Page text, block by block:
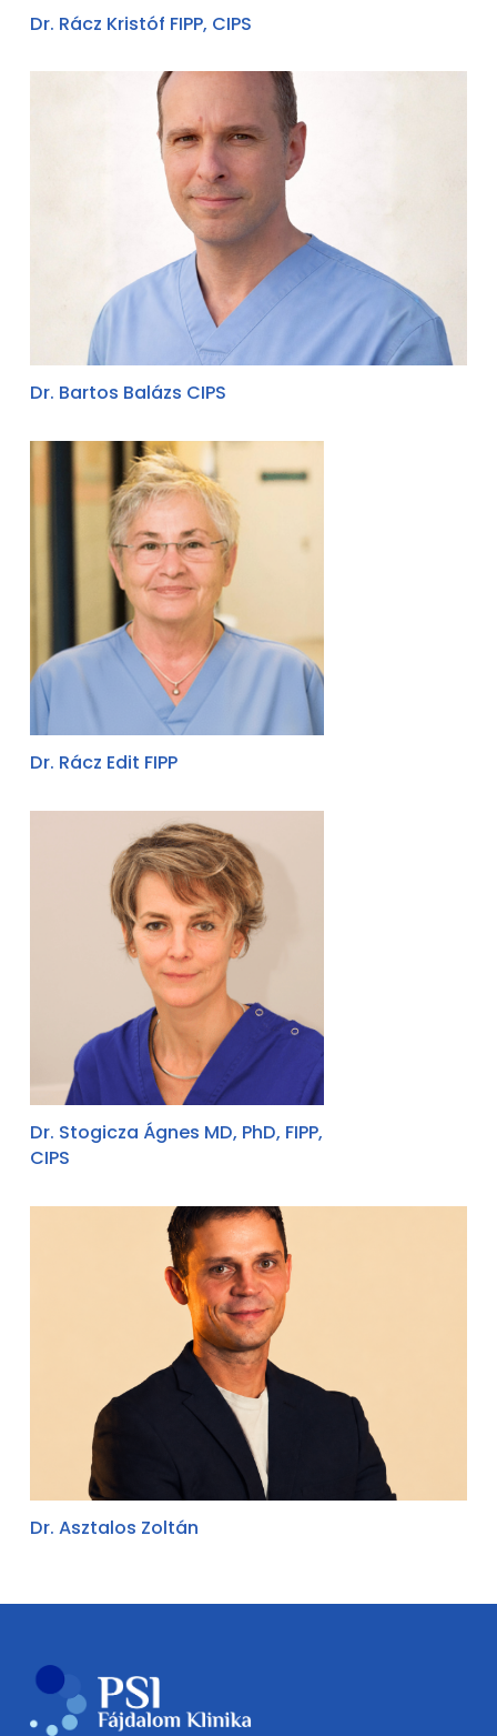
Dr. Rácz Kristóf FIPP, CIPS
Dr. Bartos Balázs CIPS
Dr. Rácz Edit FIPP
Dr. Stogicza Ágnes MD, PhD, FIPP,
CIPS
Dr. Asztalos Zoltán